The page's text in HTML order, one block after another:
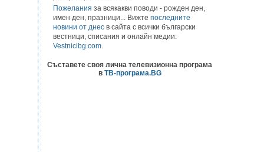
Пожелания за всякакви поводи - рожден ден,
имен ден, празници... Вижте последните
новини от днес в сайта с всички български
вестници, списания и онлайн медии:
Vestnicibg.com.
Съставете своя лична телевизионна програма
в ТВ-програма.BG